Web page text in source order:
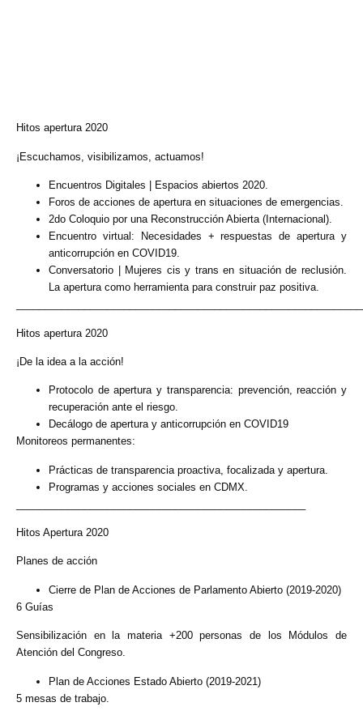
Hitos apertura 2020
¡Escuchamos, visibilizamos, actuamos!
Encuentros Digitales | Espacios abiertos 2020.
Foros de acciones de apertura en situaciones de emergencias.
2do Coloquio por una Reconstrucción Abierta (Internacional).
Encuentro virtual: Necesidades + respuestas de apertura y
anticorrupción en COVID19.
Conversatorio | Mujeres cis y trans en situación de reclusión.
La apertura como herramienta para construir paz positiva.
Hitos apertura 2020
¡De la idea a la acción!
Protocolo de apertura y transparencia: prevención, reacción y
recuperación ante el riesgo.
Decálogo de apertura y anticorrupción en COVID19
Monitoreos permanentes:
Prácticas de transparencia proactiva, focalizada y apertura.
Programas y acciones sociales en CDMX.
Hitos Apertura 2020
Planes de acción
Cierre de Plan de Acciones de Parlamento Abierto (2019-2020)
6 Guías
Sensibilización en la materia +200 personas de los Módulos de
Atención del Congreso.
Plan de Acciones Estado Abierto (2019-2021)
5 mesas de trabajo.